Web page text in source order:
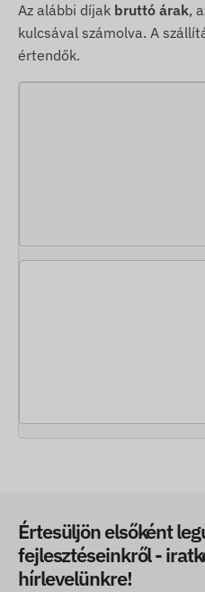
Az alábbi díjak bruttó árak,
kulcsával számolva. A
értendők.
Értesüljön elsőként
fejlesztéseinkről -
hírlevelünkre!